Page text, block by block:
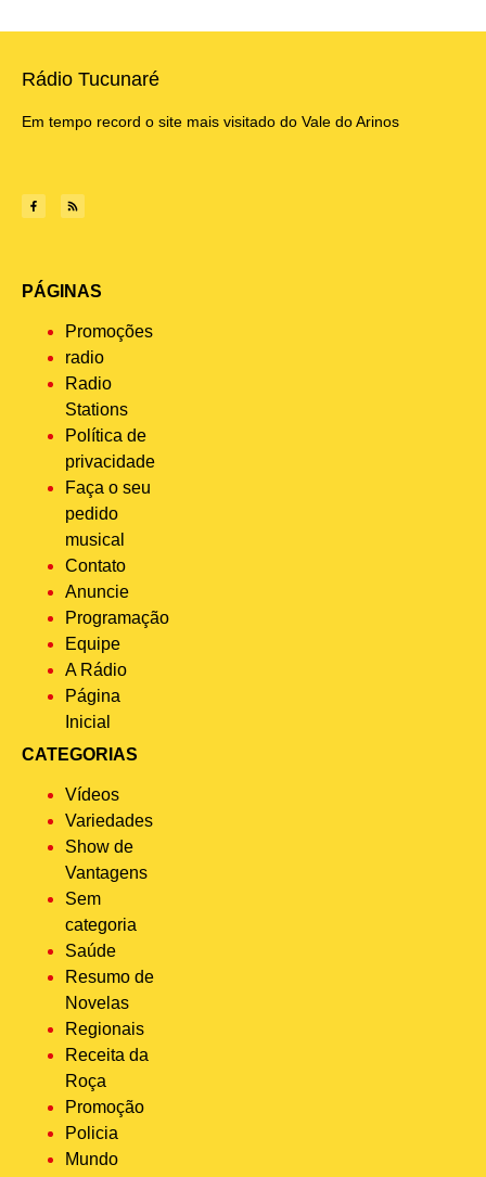
Rádio Tucunaré
Em tempo record o site mais visitado do Vale do Arinos
PÁGINAS
Promoções
radio
Radio
Stations
Política de
privacidade
Faça o seu
pedido
musical
Contato
Anuncie
Programação
Equipe
A Rádio
Página
Inicial
CATEGORIAS
Vídeos
Variedades
Show de
Vantagens
Sem
categoria
Saúde
Resumo de
Novelas
Regionais
Receita da
Roça
Promoção
Policia
Mundo